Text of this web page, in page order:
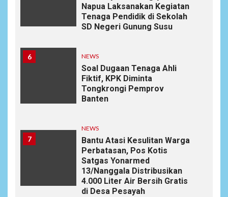
Napua Laksanakan Kegiatan
Tenaga Pendidik di Sekolah
SD Negeri Gunung Susu
6 NEWS
Soal Dugaan Tenaga Ahli
Fiktif, KPK Diminta
Tongkrongi Pemprov
Banten
7
NEWS
Bantu Atasi Kesulitan Warga
Perbatasan, Pos Kotis
Satgas Yonarmed
13/Nanggala Distribusikan
4.000 Liter Air Bersih Gratis
di Desa Pesayah